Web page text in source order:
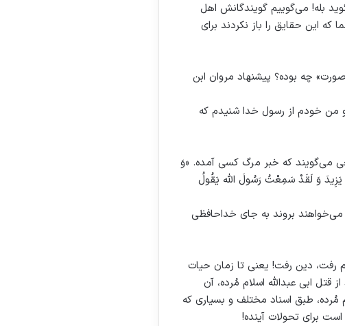
بله! می‌گوییم گویندگانش اهل
این حقایق را باز نکردند برای
چه بوده؟ پیشنهاد مروان ابن
و من خودم از رسول خدا شنیدم که
آیه را معمولاً برای موقعی می‌گویند که خبر مرگ کسی آمده. «وَ
يَزِيدَ وَ لَقَدْ سَمِعْتُ رَسُولَ الله يَقُولُ
بروند به جای خداحافظی
رفت، دین رفت! یعنی تا زمان حیات
ابی عبدالله اسلام مُرده، آن
طبق اسناد مختلف و بسیاری که
برای تحولات آینده!